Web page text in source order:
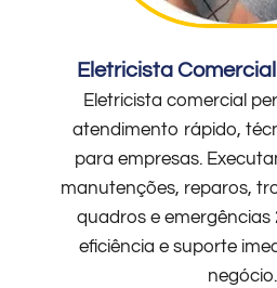
Eletricista
Eletricista comercial
atendimento rápido,
para empresas.
manutenções, reparos,
quadros e emergências
eficiência e suporte
negócio.